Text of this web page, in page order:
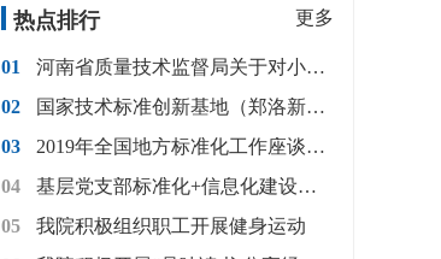
热点排行 更多
01
河南省质量技术监督局关于对小麦等18种主导农产品标准体系（2017年修订）征求意见的通知
02
国家技术标准创新基地（郑洛新）启动仪式在郑州举行
03
2019年全国地方标准化工作座谈会在郑州召开
04
基层党支部标准化+信息化建设简明工作手册
05
我院积极组织职工开展健身运动